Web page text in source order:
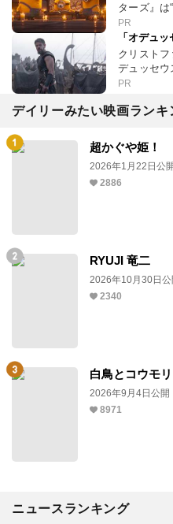
ターズ』は
PR
「オデュ
クリスト
デュッセウ
PR
デイリーみたい映画ランキ
超かぐや姫！
2026年1月22日公
2886
RYUJI 竜二
2026年10月30日公
2340
白鳥とコウモリ
2026年9月4日公開
8971
ニュースランキング